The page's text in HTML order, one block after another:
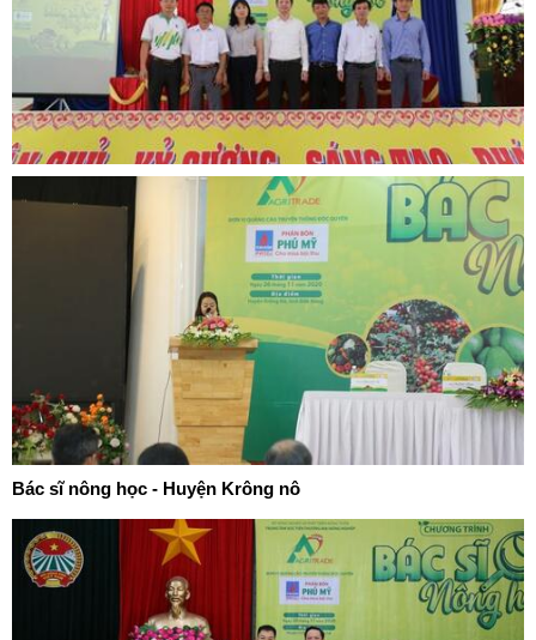
Bác sĩ nông học - Huyện Krông nô